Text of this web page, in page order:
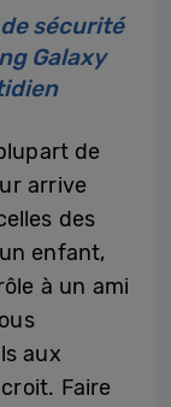
sécurité
Galaxy
de
arrive
des
enfant,
à un ami
aux
Faire